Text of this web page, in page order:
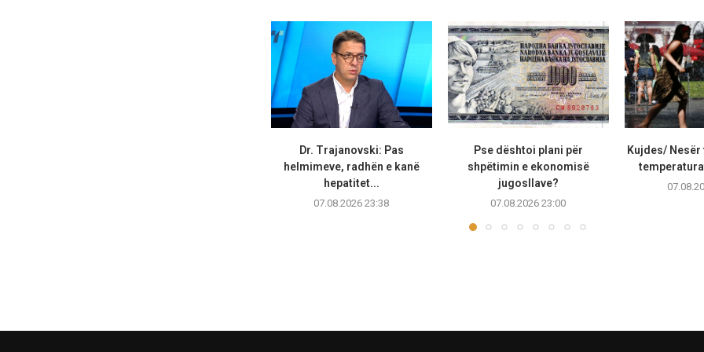
Dr. Trajanovski: Pas
helmimeve, radhën e kanë
hepatitet...
07.08.2026 23:38
Pse dështoi plani për
shpëtimin e ekonomisë
jugosllave?
07.08.2026 23:00
Kujdes/